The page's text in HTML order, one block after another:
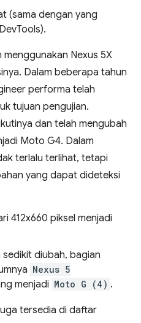
(sama dengan yang
Nexus 5X
Dalam beberapa tahun
performa telah
tujuan pengujian.
dan telah mengubah
Moto G4. Dalam
terlalu terlihat, tetapi
yang dapat dideteksi
412x660 piksel menjadi
diubah, bagian
Nexus 5
menjadi Moto G (4) .
tersedia di daftar